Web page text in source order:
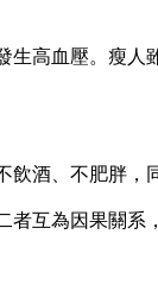
高血壓。瘦人
酒、不肥胖，
互為因果關系